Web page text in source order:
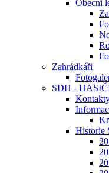
Obecní
Zahrádkáři
SDH -
Historie